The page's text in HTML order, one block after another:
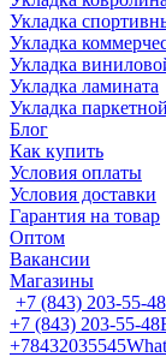
Укладка
Укладка
Укладка
Укладка ламината
Укладка
Блог
Как купить
Условия оплаты
Условия доставки
Гарантия на товар
Оптом
Вакансии
Магазины
+7 (843) 203-55-48
+7 (843) 203-55-48
+78432035545